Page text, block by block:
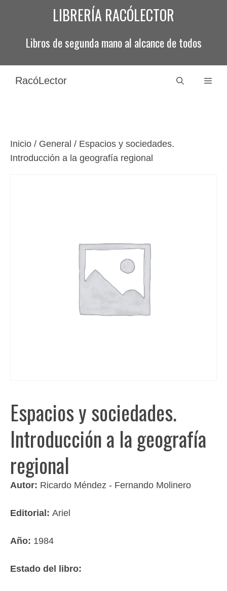
LIBRERÍA RACÓLECTOR
Libros de segunda mano al alcance de todos
RacóLector
Inicio / General / Espacios y sociedades.
Introducción a la geografía regional
Espacios y sociedades.
Introducción a la geografía
regional
Autor: Ricardo Méndez - Fernando Molinero
Editorial: Ariel
Año: 1984
Estado del libro: